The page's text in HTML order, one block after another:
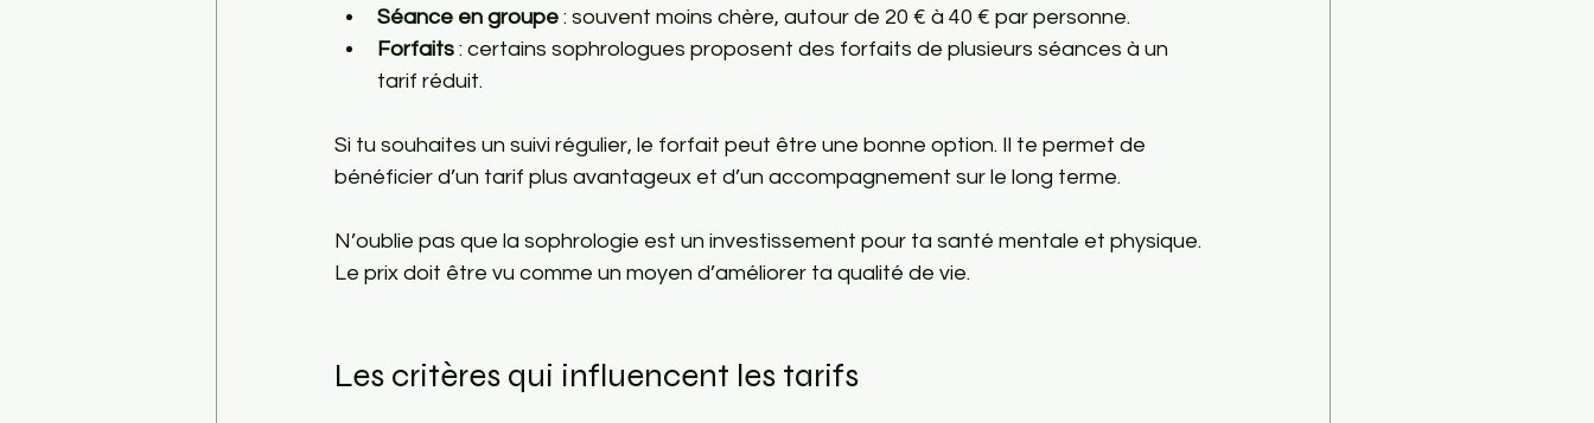
Séance en groupe : souvent moins chère, autour de 20 € à 40 € par personne.
Forfaits : certains sophrologues proposent des forfaits de plusieurs séances à un
tarif réduit.
Si tu souhaites un suivi régulier, le forfait peut être une bonne option. Il te permet de
bénéficier d’un tarif plus avantageux et d’un accompagnement sur le long terme.
N’oublie pas que la sophrologie est un investissement pour ta santé mentale et physique.
Le prix doit être vu comme un moyen d’améliorer ta qualité de vie.
Les critères qui influencent les tarifs